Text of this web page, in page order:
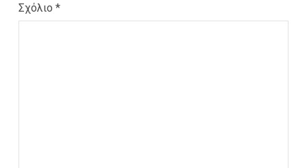
Σχόλιο *